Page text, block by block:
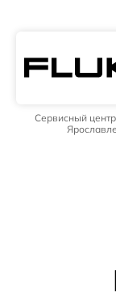
Сервисный
Ярославле